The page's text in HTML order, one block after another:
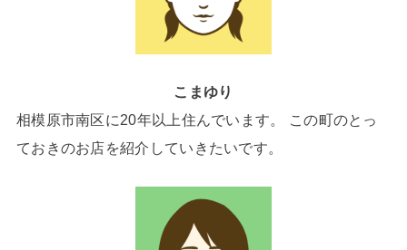
こまゆり
相模原市南区に20年以上住んでいます。 この町のとっ
ておきのお店を紹介していきたいです。